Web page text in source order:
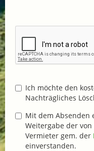
Ich möchte den
Nachträgliches
Mit dem Absenden
Weitergabe der
Vermieter gem. der
einverstanden.